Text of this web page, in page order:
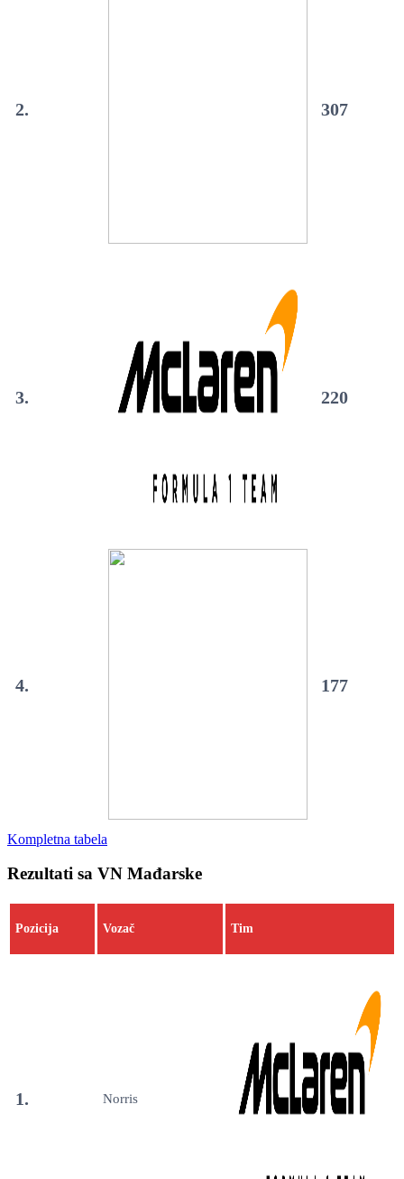
2. 307
3. 220
4. 177
Kompletna tabela
Rezultati sa VN Mađarske
Pozicija Vozač Tim
1. Norris